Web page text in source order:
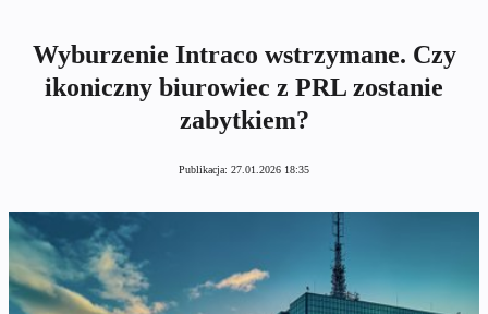
Wyburzenie Intraco wstrzymane. Czy
ikoniczny biurowiec z PRL zostanie
zabytkiem?
Publikacja: 27.01.2026 18:35